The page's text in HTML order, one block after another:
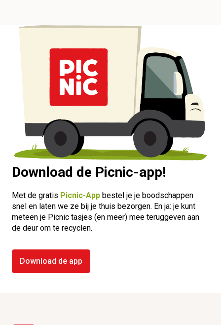
Download de Picnic-app!
Met de gratis Picnic-App bestel je je boodschappen
snel en laten we ze bij je thuis bezorgen. En ja: je kunt
meteen je Picnic tasjes (en meer) mee teruggeven aan
de deur om te recyclen.
Download de app